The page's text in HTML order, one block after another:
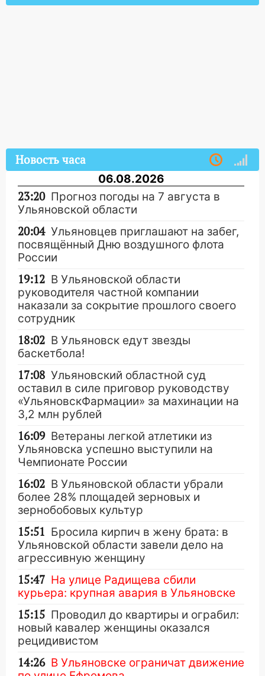
Новость часа
06.08.2026
23:20 Прогноз погоды на 7 августа в
Ульяновской области
20:04 Ульяновцев приглашают на забег,
посвящённый Дню воздушного флота
России
19:12 В Ульяновской области
руководителя частной компании
наказали за сокрытие прошлого своего
сотрудник
18:02 В Ульяновск едут звезды
баскетбола!
17:08 Ульяновский областной суд
оставил в силе приговор руководству
«УльяновскФармации» за махинации на
3,2 млн рублей
16:09 Ветераны легкой атлетики из
Ульяновска успешно выступили на
Чемпионате России
16:02 В Ульяновской области убрали
более 28% площадей зерновых и
зернобобовых культур
15:51 Бросила кирпич в жену брата: в
Ульяновской области завели дело на
агрессивную женщину
15:47 На улице Радищева сбили
курьера: крупная авария в Ульяновске
15:15 Проводил до квартиры и ограбил:
новый кавалер женщины оказался
рецидивистом
14:26 В Ульяновске ограничат движение